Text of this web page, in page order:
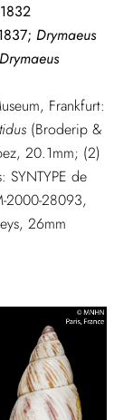
Drymaeus
Drymaeus
Frankfurt:
(Broderip &
20.1mm; (2)
SYNTYPE de
2000-28093,
26mm